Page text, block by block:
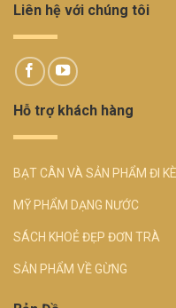
Liên hệ với chúng tôi
Hỗ trợ khách hàng
BẠT CÂN VÀ SẢN PHẨM ĐI
MỸ PHẨM DẠNG NƯỚC
SÁCH KHOẺ ĐẸP ĐƠN TRÀ
SẢN PHẨM VỀ GỪNG